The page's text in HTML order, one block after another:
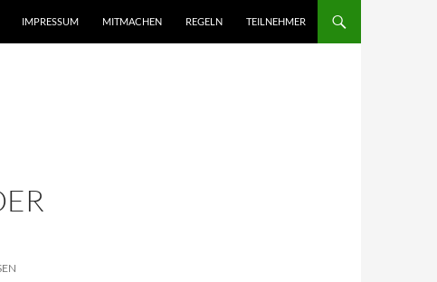
IMPRESSUM MITMACHEN REGELN TEILNEHMER